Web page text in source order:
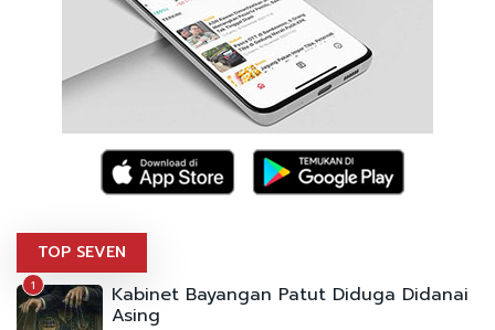
TOP SEVEN
1 Kabinet Bayangan Patut Diduga Didanai
Asing